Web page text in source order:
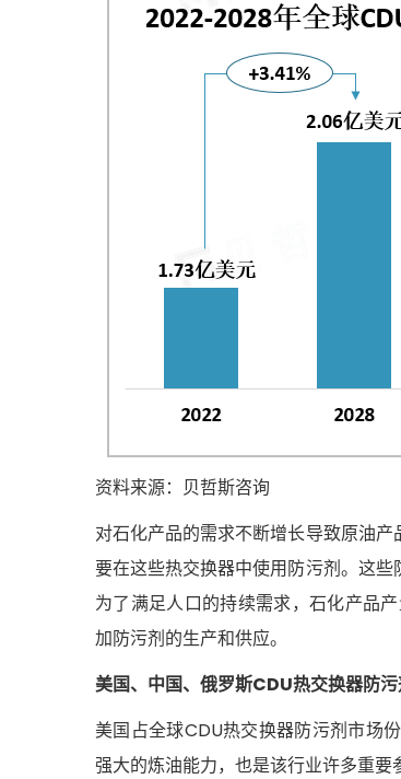
资料来源：贝哲斯咨询
对石化产品的需求不断增长导致原油
要在这些热交换器中使用防污剂。这些
为了满足人口的持续需求，石化产品
加防污剂的生产和供应。
美国、中国、俄罗斯CDU热交换器防
美国占全球CDU热交换器防污剂市场
强大的炼油能力，也是该行业许多重要